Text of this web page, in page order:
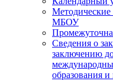
МБОУ
Сведения о
заключению
образования и